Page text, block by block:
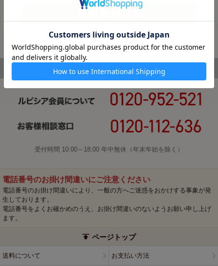
カスタマーハラスメントについて
受付時間 10:00～18:00 年中無休（年末年始を除く）
電話番号のお掛け間違いにご注意ください
電話番号のお掛け間違いにより、一般の方へご迷惑をおかけする事象が発
生しております。
電話番号をよくお確かめのうえ、お掛け間違いのないようお願い申し上げ
ます。
ページトップ
送料について お支払い方法